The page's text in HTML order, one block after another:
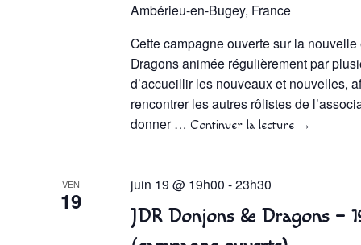
Ambérieu-en-Bugey, France
Cette campagne ouverte sur la
Dragons animée régulièrement par
d’accueillir les nouveaux et nouvelles,
rencontrer les autres rôlistes de
donner … Continuer la lecture →
VEN
19
JDR Donjons & Dragons –
juin 19 @ 19h00 -23h30